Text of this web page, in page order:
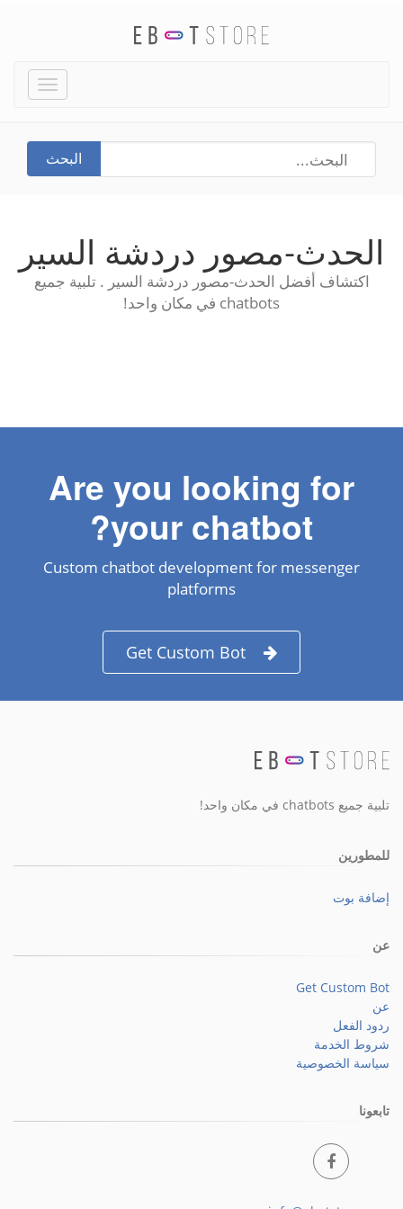
Toggle
البحث
الحدث-مصور دردشة السير
اكتشاف أفضل الحدث-مصور دردشة السير . تلبية جميع
chatbots في مكان واحد!
Are you looking for
your chatbot?
Custom chatbot development for messenger
platforms
Get Custom Bot
تلبية جميع chatbots في مكان واحد!
للمطورين
إضافة بوت
عن
Get Custom Bot
عن
ردود الفعل
شروط الخدمة
سياسة الخصوصية
تابعونا